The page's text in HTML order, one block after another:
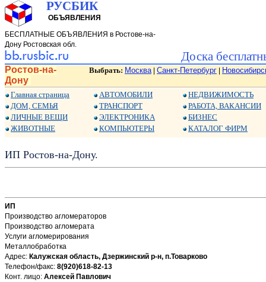
РУСБИК
ОБЪЯВЛЕНИЯ
БЕСПЛАТНЫЕ ОБЪЯВЛЕНИЯ в Ростове-на-
Дону Ростовская обл.
Доска
Ростов-на-
Дону
Выбрать: Москва| Санкт-Петербург
Главная страница
ДОМ, СЕМЬЯ
ЛИЧНЫЕ ВЕЩИ
ЖИВОТНЫЕ
АВТОМОБИЛИ
ТРАНСПОРТ
ЭЛЕКТРОНИКА
КОМПЬЮТЕРЫ
НЕДВИЖИМОСТЬ
РАБОТА, ВАКАНСИИ
БИЗНЕС
КАТАЛОГ ФИРМ
ИП Ростов-на-Дону.
ИП
Производство агломераторов
Производство агломерата
Услуги агломерирования
Металлобработка
Адрес: Калужская область, Дзержинский р-н, п.Товарково
Телефон/факс: 8(920)618-82-13
Конт. лицо: Алексей Павлович